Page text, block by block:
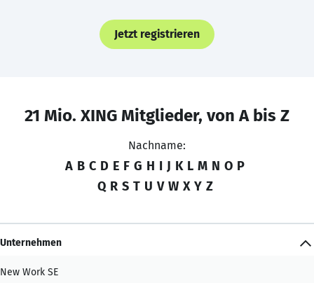
Jetzt registrieren
21 Mio. XING Mitglieder, von A bis Z
Nachname:
A B C D E F G H I J K L M N O P
Q R S T U V W X Y Z
Unternehmen
New Work SE